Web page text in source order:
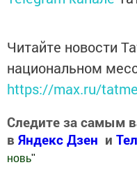
Читайте новости
национальном
https://max.ru/
Следите за самым
в Яндекс Дзен и
новь"